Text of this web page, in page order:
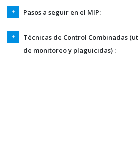
Pasos a seguir en el MIP:
Técnicas de Control Combinadas
de monitoreo y plaguicidas) :